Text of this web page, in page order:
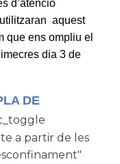
d’atenció
aquest
que ens ompliu el
dia 3 de
DE
a partir de les